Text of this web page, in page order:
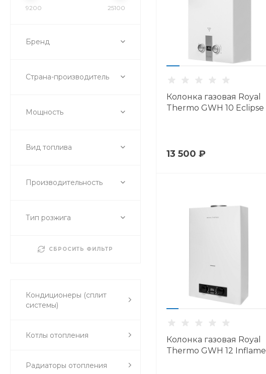
9200 25100
Бренд
Страна-производитель
Мощность
Вид топлива
Производительность
Тип розжига
СБРОСИТЬ ФИЛЬТР
Кондиционеры (сплит
системы)
Котлы отопления
Радиаторы отопления
Колонка газовая Royal
Thermo GWH 10 Eclipse
13 500 ₽
Колонка газовая Royal
Thermo GWH 12 Inflame